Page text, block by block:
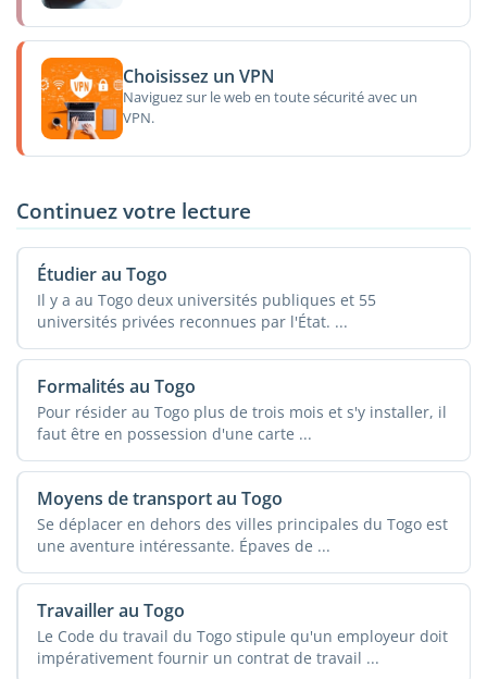
Choisissez un VPN
Naviguez sur le web en toute sécurité avec un
VPN.
Continuez votre lecture
Étudier au Togo
Il y a au Togo deux universités publiques et 55
universités privées reconnues par l'État. ...
Formalités au Togo
Pour résider au Togo plus de trois mois et s'y installer, il
faut être en possession d'une carte ...
Moyens de transport au Togo
Se déplacer en dehors des villes principales du Togo est
une aventure intéressante. Épaves de ...
Travailler au Togo
Le Code du travail du Togo stipule qu'un employeur doit
impérativement fournir un contrat de travail ...